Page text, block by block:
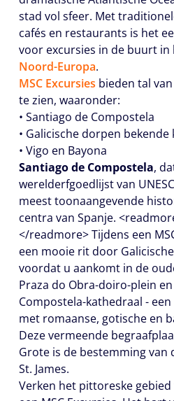
stad vol sfeer. Met
cafés en restaurants is het
voor excursies in de buurt
Noord-Europa.
MSC Excursies bieden tal
te zien, waaronder:
• Santiago de Compostela
• Galicische dorpen bekende
• Vigo en Bayona
Santiago de Compostela,
werelderfgoedlijst van
meest toonaangevende
centra van Spanje.
</readmore> Tijdens een
een mooie rit door
voordat u aankomt in de
Praza do Obra-doiro-plein
Compostela-kathedraal -
met romaanse, gotische en
Deze vermeende
Grote is de bestemming van
St. James.
Verken het pittoreske gebied